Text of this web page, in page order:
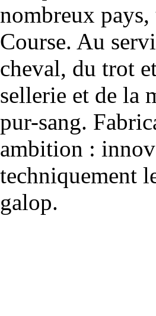
nombreux
Course. Au
cheval, du trot
sellerie et de la
pur-sang.
ambition :
techniquement
galop.